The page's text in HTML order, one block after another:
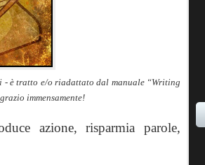
- è tratto e/o riadattato dal manuale “Writing
immensamente!
azione, risparmia parole,